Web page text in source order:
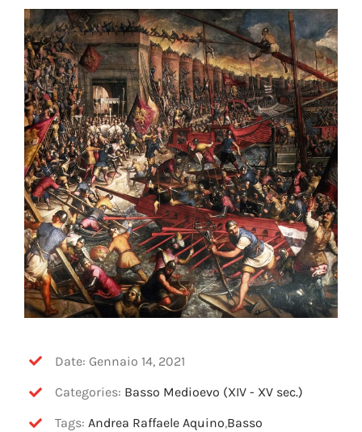
OFF TOPIC
CONTATTI
Cerca
per:
Date: Gennaio 14, 2021
Categories: Basso Medioevo (XIV - XV sec.)
Tags:Andrea Raffaele Aquino,Basso